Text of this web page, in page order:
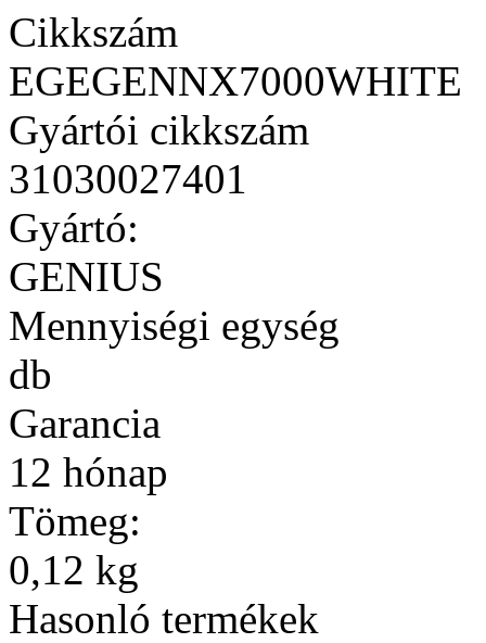
Cikkszám
EGEGENNX7000WHITE
Gyártói cikkszám
31030027401
Gyártó:
GENIUS
Mennyiségi egység
db
Garancia
12 hónap
Tömeg:
0,12 kg
Hasonló termékek